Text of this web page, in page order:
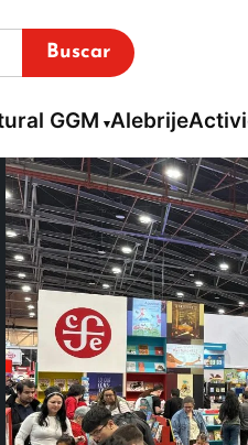
Buscar
GGM Alebrije